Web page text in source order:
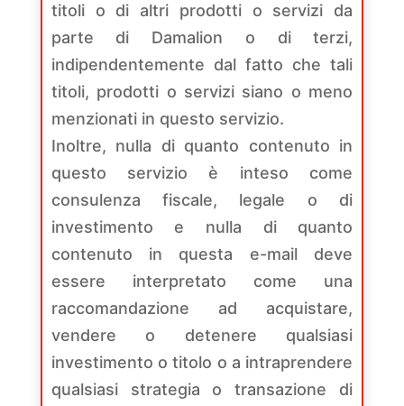
titoli o di altri prodotti o servizi da
parte di Damalion o di terzi,
indipendentemente dal fatto che tali
titoli, prodotti o servizi siano o meno
menzionati in questo servizio.
Inoltre, nulla di quanto contenuto in
questo servizio è inteso come
consulenza fiscale, legale o di
investimento e nulla di quanto
contenuto in questa e-mail deve
essere interpretato come una
raccomandazione ad acquistare,
vendere o detenere qualsiasi
investimento o titolo o a intraprendere
qualsiasi strategia o transazione di